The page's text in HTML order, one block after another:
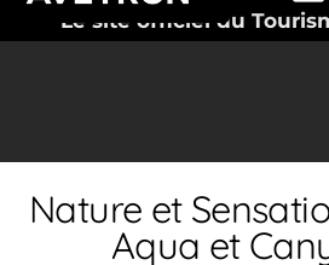
Le site officiel du
Nature et
Aqua et